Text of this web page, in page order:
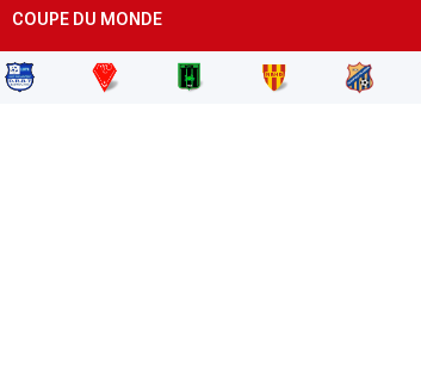
COUPE DU MONDE